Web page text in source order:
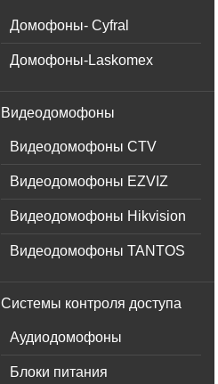
Домофоны- Cyfral
Домофоны-Laskomex
Видеодомофоны
Видеодомофоны CTV
Видеодомофоны EZVIZ
Видеодомофоны Hikvision
Видеодомофоны TANTOS
Системы контроля доступа
Аудиодомофоны
Блоки питания